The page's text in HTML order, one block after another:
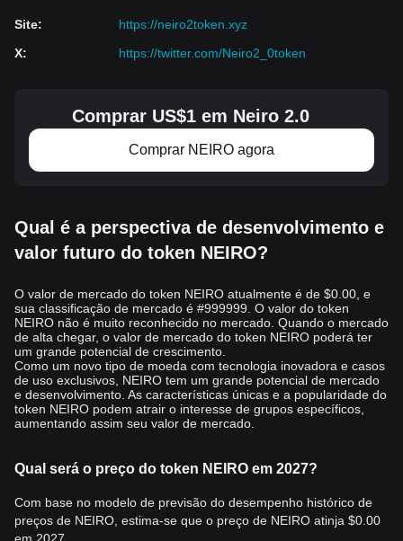
Site:
https://neiro2token.xyz
X: https://twitter.com/Neiro2_0token
Comprar US$1 em Neiro 2.0
Comprar NEIRO agora
Qual é a perspectiva de desenvolvimento e
valor futuro do token NEIRO?
O valor de mercado do token NEIRO atualmente é de $0.00, e
sua classificação de mercado é #999999. O valor do token
NEIRO não é muito reconhecido no mercado. Quando o mercado
de alta chegar, o valor de mercado do token NEIRO poderá ter
um grande potencial de crescimento.
Como um novo tipo de moeda com tecnologia inovadora e casos
de uso exclusivos, NEIRO tem um grande potencial de mercado
e desenvolvimento. As características únicas e a popularidade do
token NEIRO podem atrair o interesse de grupos específicos,
aumentando assim seu valor de mercado.
Qual será o preço do token NEIRO em 2027?
Com base no modelo de previsão do desempenho histórico de
preços de NEIRO, estima-se que o preço de NEIRO atinja $0.00